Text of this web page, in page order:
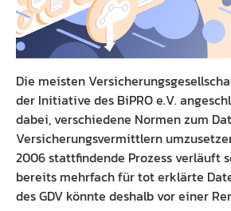
Schnellvergleich
Digitale Antragsstrecke
Erklärvideos
Funktionen
PREMIUM E-Mail
Newsletter Dienst
Rechenhelfer
Preisliste
Anleitung
Inveda.net GmbH
Jobs
Bilder
Praxispartner für BA
Ausbildung Fachinformatiker
Blog
Die meisten
der Initiative des BiPRO e.V.
dabei, verschiedene Normen zum
Versicherungsvermittlern
2006 stattfindende Prozess verläuft
bereits mehrfach für tot erklärte
des GDV könnte deshalb vor einer